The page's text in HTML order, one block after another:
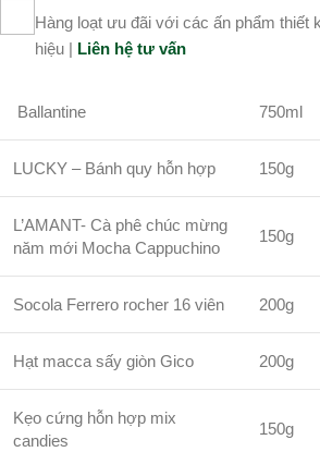
Hàng loạt ưu đãi với các ấn phẩm thiết
hiệu | Liên hệ tư vấn
Ballantine 750ml
LUCKY – Bánh quy hỗn hợp 150g
L’AMANT- Cà phê chúc mừng
năm mới Mocha Cappuchino
150g
Socola Ferrero rocher 16 viên 200g
Hạt macca sấy giòn Gico 200g
Kẹo cứng hỗn hợp mix
candies
150g